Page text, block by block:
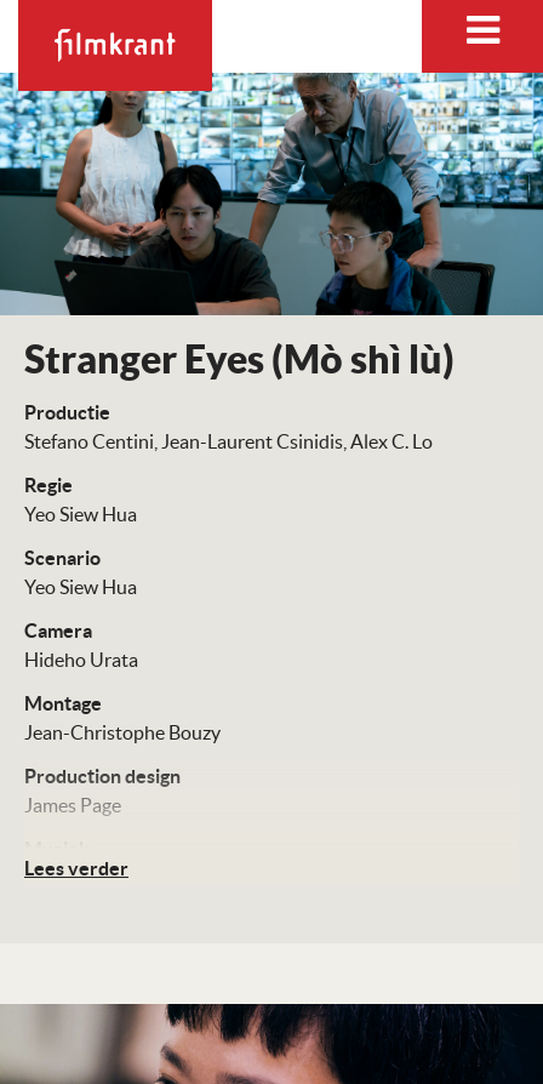
Stranger Eyes (Mò shì lù)
Productie
Stefano Centini Jean-Laurent Csinidis Alex C. Lo
Regie
Yeo Siew Hua
Scenario
Yeo Siew Hua
Camera
Hideho Urata
Montage
Jean-Christophe Bouzy
Production design
James Page
Thomas Foguenne
Technische Details
Lees verder